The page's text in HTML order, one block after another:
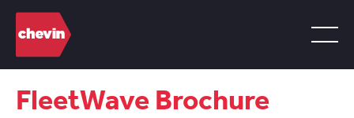
FleetWave Brochure